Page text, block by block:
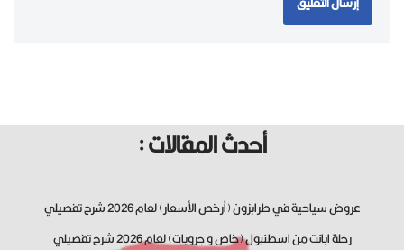
أحدث المقالات :
عروض سياحية في طرابزون (أرخص الأسعار) لعام 2026 شرح تفصيلي
رحلة ابانت من اسطنبول (خاص و جروبات) لعام 2026 شرح تفصيلي